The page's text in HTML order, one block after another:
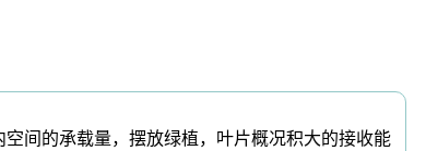
间的承载量，摆放绿植，叶片概况积大的接收能